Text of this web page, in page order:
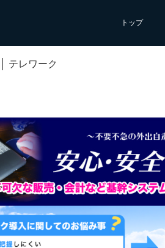
トップ
│ テレワーク